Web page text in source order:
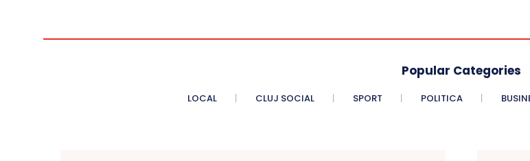
Popular Categories
LOCAL CLUJ SOCIAL SPORT POLITICA